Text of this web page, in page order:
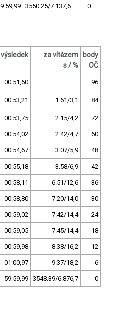
3550.25/7.137,6 0
výsledek
za vítězem
s / %
body
OČ
00:51,60 96
00:53,21 1.61/3,1 84
00:53,75 2.15/4,2 72
00:54,02 2.42/4,7 60
00:54,67 3.07/5,9 48
00:55,18 3.58/6,9 42
00:58,11 6.51/12,6 36
00:58,80 7.20/14,0 30
00:59,02 7.42/14,4 24
00:59,05 7.45/14,4 18
00:59,98 8.38/16,2 12
01:00,97 9.37/18,2 6
59:59,99 3548.39/6.876,7 0